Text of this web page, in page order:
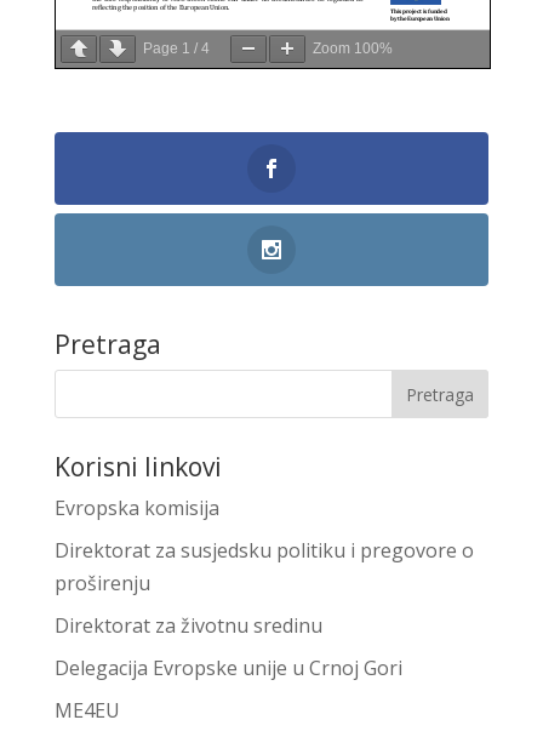
Page 1 / 4 Zoom 100%
Pretraga
Korisni linkovi
Evropska komisija
Direktorat za susjedsku politiku i pregovore o
proširenju
Direktorat za životnu sredinu
Delegacija Evropske unije u Crnoj Gori
ME4EU